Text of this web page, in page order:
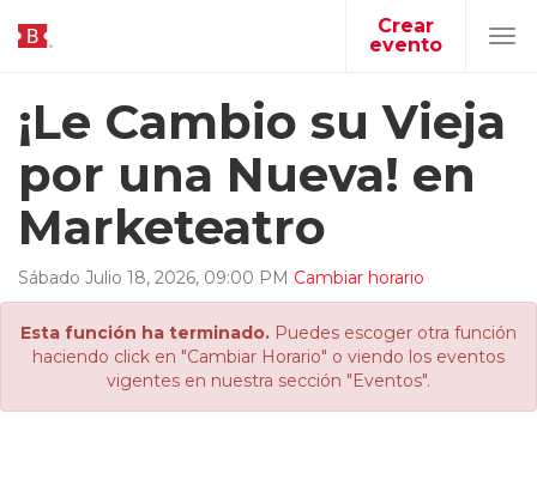
Crear
evento
¡Le Cambio su Vieja
por una Nueva! en
Marketeatro
Sábado Julio 18, 2026, 09:00 PM Cambiar horario
Esta función ha terminado. Puedes escoger otra función
haciendo click en "Cambiar Horario" o viendo los eventos
vigentes en nuestra sección "Eventos".